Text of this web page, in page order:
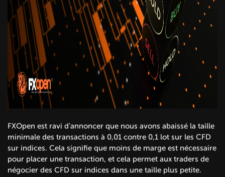
FXOpen est ravi d'annoncer que nous avons abaissé la taille
minimale des transactions à 0,01 contre 0,1 lot sur les CFD
sur indices. Cela signifie que moins de marge est nécessaire
pour placer une transaction, et cela permet aux traders de
négocier des CFD sur indices dans une taille plus petite.